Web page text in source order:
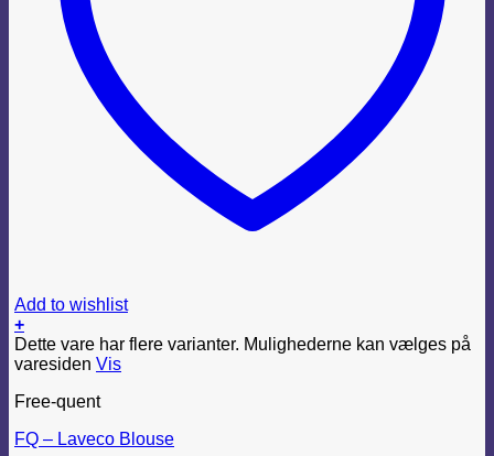
Add to wishlist
+
Dette vare har flere varianter. Mulighederne kan vælges på
varesiden Vis
Free-quent
FQ – Laveco Blouse